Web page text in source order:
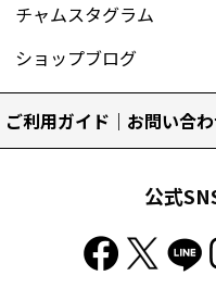
チャムスタグラム
ショップブログ
ご利用ガイド｜お問い合
公式